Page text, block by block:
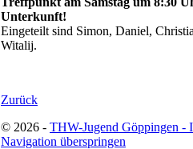
Unterkunft!
Eingeteilt sind Simon, Daniel,
Witalij.
Zurück
© 2026 - THW-Jugend Göppingen -
Navigation überspringen